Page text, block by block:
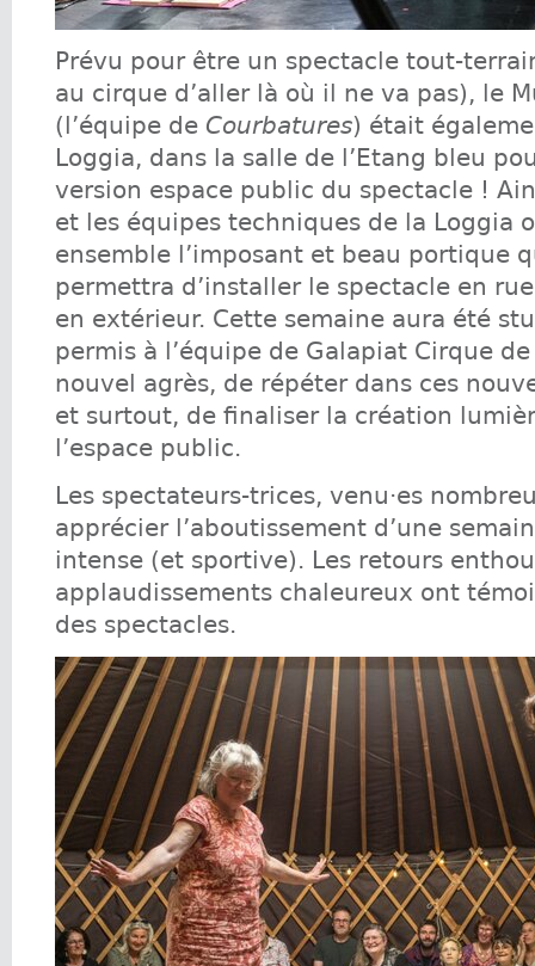
Prévu pour être un spectacle tout-
au cirque d’aller là où il ne va pas), le
(l’équipe de Courbatures) était
Loggia, dans la salle de l’Etang bleu
version espace public du spectacle !
et les équipes techniques de la Loggia
ensemble l’imposant et beau portique
permettra d’installer le spectacle en
en extérieur. Cette semaine aura été
permis à l’équipe de Galapiat Cirque
nouvel agrès, de répéter dans ces
et surtout, de finaliser la création
l’espace public.
Les spectateurs-trices, venu·es
apprécier l’aboutissement d’une
intense (et sportive). Les retours
applaudissements chaleureux ont
des spectacles.